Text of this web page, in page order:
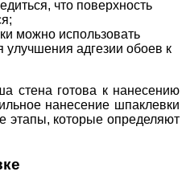
что поверхность
можно использовать
улучшения адгезии обоев к
стена готова к нанесению
нанесение шпаклевки
этапы, которые определяют